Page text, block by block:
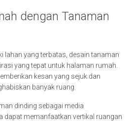
dengan Tanaman
lahan yang terbatas, desain tanaman
yang tepat untuk halaman rumah.
kesan yang sejuk dan
banyak ruang.
dinding sebagai media
dapat memanfaatkan vertikal ruangan